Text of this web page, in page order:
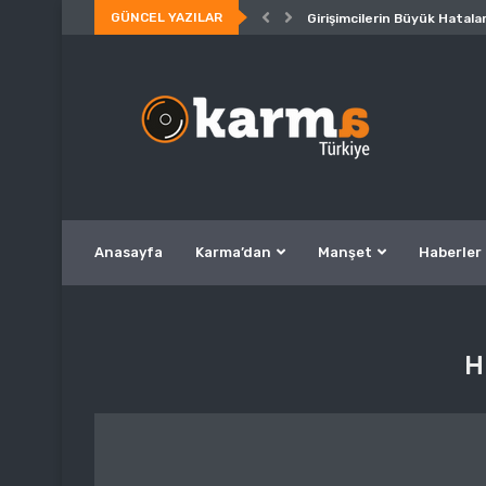
GÜNCEL YAZILAR Girişimcilerin Büyük
Anasayfa Karma’dan Manşet Haberler